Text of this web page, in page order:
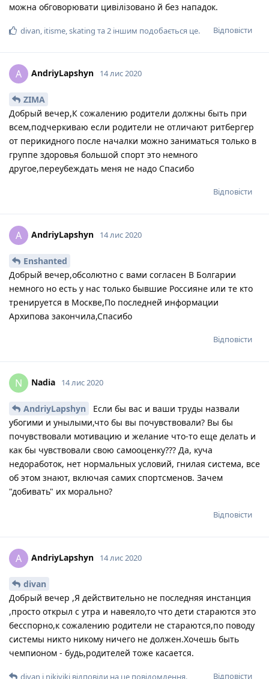
можна обговорювати цивілізовано й без нападок.
Відповісти
divan, itisme,skating та2 іншим подобається це.
A AndriyLapshyn 14 лис 2020
ZIMA
Добрый вечер,К сожалению родители должны быть при
всем,подчеркиваю если родители не отличают ритбергер
от перикидного после началки можно заниматься только в
группе здоровья большой спорт это немного
другое,переубеждать меня не надо Спасибо
Відповісти
A AndriyLapshyn 14 лис 2020
Enshanted
Добрый вечер,обсолютно с вами согласен В Болгарии
немного но есть у нас только бывшие Россияне или те кто
тренируется в Москве,По последней информации
Архипова закончила,Спасибо
Відповісти
N Nadia 14 лис 2020
AndriyLapshyn
Если бы вас и ваши труды назвали
убогими и унылыми,что бы вы почувствовали? Вы бы
почувствовали мотивацию и желание что-то еще делать и
как бы чувствовали свою самооценку??? Да, куча
недоработок, нет нормальных условий, гнилая система, все
об этом знают, включая самих спортсменов. Зачем
"добивать" их морально?
Відповісти
A AndriyLapshyn 14 лис 2020
divan
Добрый вечер ,Я действительно не последняя инстанция
,просто открыл с утра и навеяло,то что дети стараются это
бесспорно,к сожалению родители не стараются,по поводу
системы никто никому ничего не должен.Хочешь быть
чемпионом - будь,родителей тоже касается.
Відповісти
divan і nikiviki відповіли на це повідомлення.